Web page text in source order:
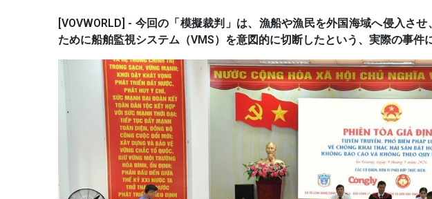
[VOVWORLD] - 今回の「模擬裁判」は、漁船や漁民を外国海域へ侵入さ
ために船舶監視システム（VMS）を意図的に切断したという、実際の事件